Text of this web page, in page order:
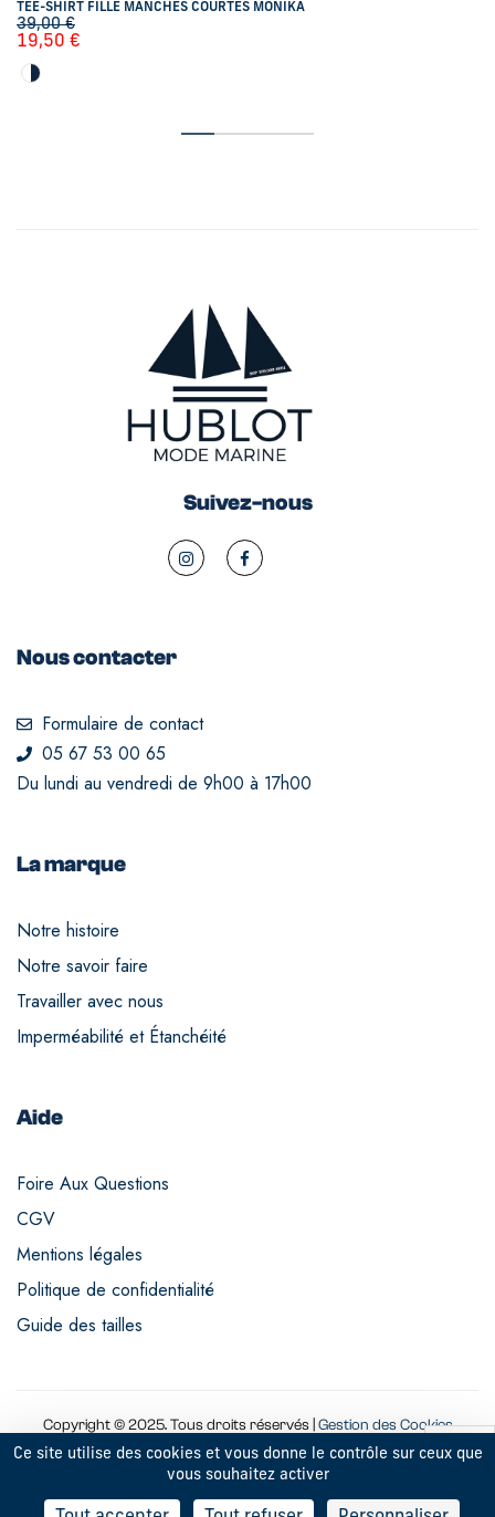
TEE-SHIRT FILLE MANCHES COURTES MONIKA
39,00€
19,50 €
Suivez-nous
Nous contacter
Formulaire de contact
05 67 53 00 65
Du lundi au vendredi de 9h00 à 17h00
La marque
Notre histoire
Notre savoir faire
Travailler avec nous
Imperméabilité et Étanchéité
Aide
Foire Aux Questions
CGV
Mentions légales
Politique de confidentialité
Guide des tailles
Copyright © 2025. Tous droits réservés | Gestion des Cookies
Ce site utilise des cookies et vous donne le contrôle sur ceux que
vous souhaitez activer